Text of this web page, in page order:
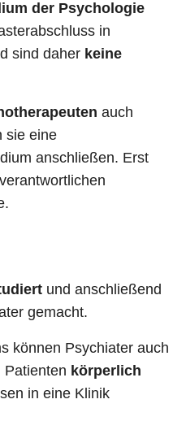
der Psychologie
in
sind daher keine
auch
sie eine
anschließen. Erst
und anschließend
gemacht.
können Psychiater auch
Patienten körperlich
in eine Klinik